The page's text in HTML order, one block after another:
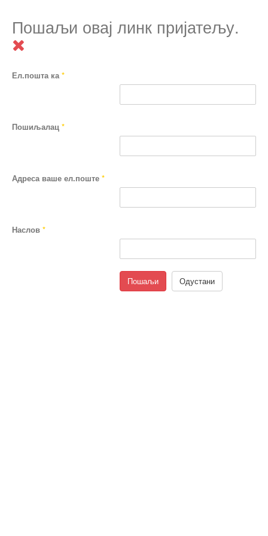
Пошаљи овај линк пријатељу.
Ел.пошта ка*
Пошиљалац *
Адреса ваше ел.поште *
Наслов *
Пошаљи Одустани